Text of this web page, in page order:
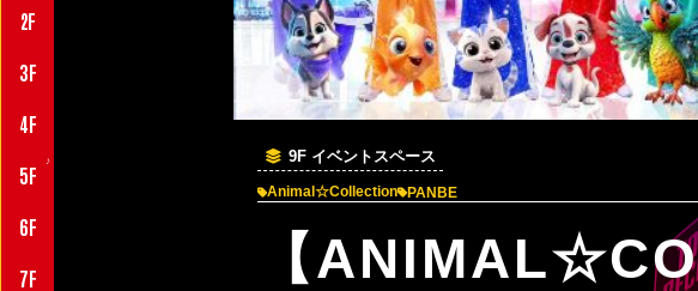
2F
3F
4F
5F
♪
6F
7F
9F イベントスペース
Animal☆Collection PANBE
【